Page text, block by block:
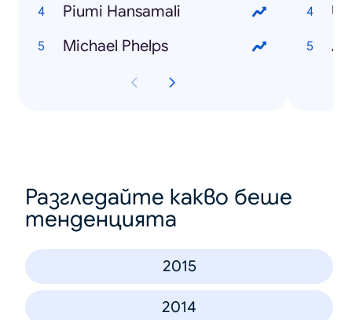
Piumi Hansamali
Michael Phelps
Разгледайте какво беше
тенденцията
2015
2014